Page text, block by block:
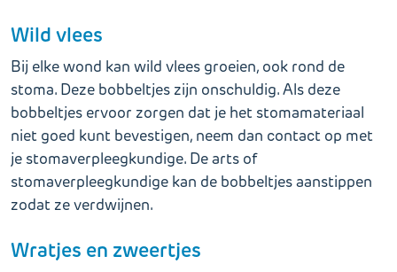
Wild vlees
Bij elke wond kan wild vlees groeien, ook rond de
stoma. Deze bobbeltjes zijn onschuldig. Als deze
bobbeltjes ervoor zorgen dat je het stomamateriaal
niet goed kunt bevestigen, neem dan contact op met
je stomaverpleegkundige. De arts of
stomaverpleegkundige kan de bobbeltjes aanstippen
zodat ze verdwijnen.
Wratjes en zweertjes